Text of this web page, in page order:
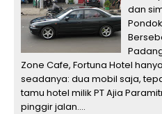
dan
Zone Cafe, Fortuna Hotel
seadanya: dua mobil saja,
tamu hotel milik PT Ajia
pinggir jalan....